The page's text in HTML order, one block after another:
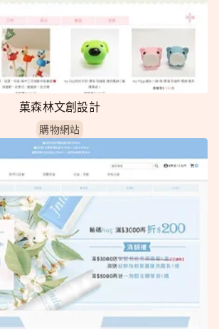
菓森林文創設計
購物網站